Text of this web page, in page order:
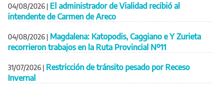
04/08/2026 | El administrador de Vialidad recibió al
intendente de Carmen de Areco
04/08/2026 | Magdalena: Katopodis, Caggiano e Y Zurieta
recorrieron trabajos en la Ruta Provincial Nº11
31/07/2026 | Restricción de tránsito pesado por Receso
Invernal